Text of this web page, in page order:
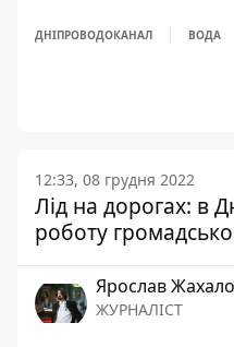
ДНІПРОВОДОКАНАЛ ВОДА
12:33, 08 грудня 2022
Лід на дорогах: в
роботу
Ярослав
ЖУРНАЛІСТ